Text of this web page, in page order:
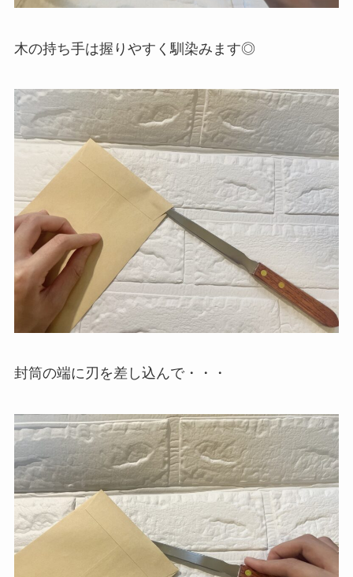
木の持ち手は握りやすく馴染みます◎
封筒の端に刃を差し込んで・・・